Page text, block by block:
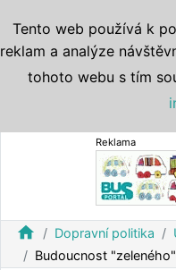
Reklama
home Dopravní politika
Budoucnost
Tento web používá k
reklam a analýze
tohoto webu s tím